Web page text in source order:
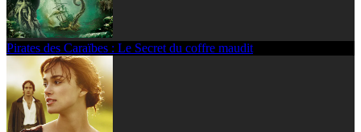
Pirates des Caraïbes : Le Secret du coffre maudit